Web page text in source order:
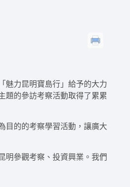
魅力昆明寶島行」給予的大力
題的參訪考察活動取得了累累
目的的考察學習活動，讓廣大
明參觀考察、投資興業。我們